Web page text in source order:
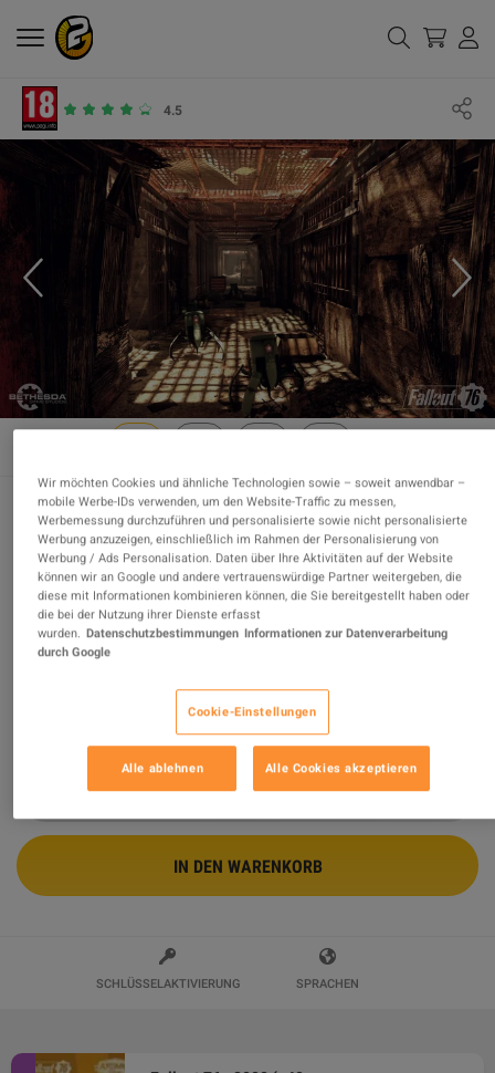
4.5
Fallout 76 - 2000 (+400 Bonus) Atoms
XBOX One CD Key
Verkauft von Green Keys
95.98% von 183419 Bewertungen sind
$20.60
5 MEHR ANGEBOTE VERFÜGBAR AB $20.60
IN DEN WARENKORB
SCHLÜSSELAKTIVIERUNG SPRACHEN
Wir möchten Cookies und ähnliche Technologien sowie – soweit anwendbar –
mobile Werbe-IDs verwenden, um den Website-Traffic zu messen,
Werbemessung durchzuführen und personalisierte sowie nicht personalisierte
Werbung anzuzeigen, einschließlich im Rahmen der Personalisierung von
Werbung / Ads Personalisation. Daten über Ihre Aktivitäten auf der Website
können wir an Google und andere vertrauenswürdige Partner weitergeben, die
diese mit Informationen kombinieren können, die Sie bereitgestellt haben oder
die bei der Nutzung ihrer Dienste erfasst
wurden. Datenschutzbestimmungen Informationen zur Datenverarbeitung
durch Google
Cookie-Einstellungen
Alle ablehnen Alle Cookies akzeptieren